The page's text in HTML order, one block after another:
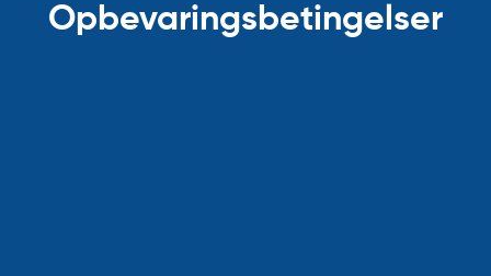
Opbevaringsbetingelser